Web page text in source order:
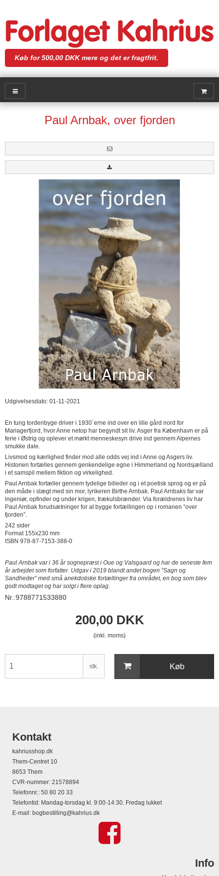
Køb for 500,00 DKK mere og det er fragtfrit.
Paul Arnbak, over fjorden
Udgivelsesdato: 01-11-2021
En tung tordenbyge driver i 1930´erne ind over en lille gård nord for
Mariagerfjord, hvor Anne netop har begyndt sit liv. Asger fra København er på
ferie i Østrig og oplever et mørkt menneskesyn drive ind gennem Alpernes
smukke dale.
Livsmod og kærlighed finder mod alle odds vej ind i Anne og Asgers liv.
Historien fortælles gennem genkendelige egne i Himmerland og Nordsjælland
i et samspil mellem fiktion og virkelighed.
Paul Arnbak fortæller gennem tydelige billeder og i et poetisk sprog og er på
den måde i slægt med sin mor, lyrikeren Birthe Arnbak. Paul Arnbaks far var
ingeniør, opfinder og under krigen, trækulsbrænder. Via forældrenes liv har
Paul Arnbak forudsætninger for at bygge fortællingen op i romanen ”over
fjorden”.
242 sider
Format 155x230 mm
ISBN 978-87-7153-388-0
Paul Arnbak var i 36 år sognepræst i Oue og Valsgaard og har de seneste fem
år arbejdet som forfatter. Udgav i 2019 blandt andet bogen ”Sagn og
Sandheder” med små anekdotiske fortællinger fra området, en bog som blev
godt modtaget og har solgt i flere oplag.
Nr.:9788771533880
200,00 DKK
(inkl. moms)
stk. Køb
Kontakt
kahriusshop.dk
Them-Centret 10
8653 Them
CVR-nummer: 21578894
Telefonnr.: 50 80 20 33
Telefontid: Mandag-torsdag kl. 9:00-14:30. Fredag lukket
E-mail : bogbestilling@kahrius.dk
Info